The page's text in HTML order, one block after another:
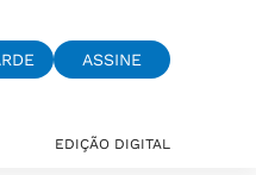
ASSINE
EDIÇÃO DIGITAL